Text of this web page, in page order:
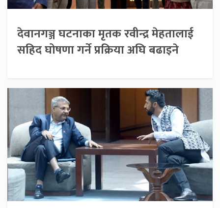
देवानगञ्ज घटनाका मृतक रवीन्द्र मेहतालाई
सहिद घोषणा गर्ने प्रक्रिया अघि बढाइने